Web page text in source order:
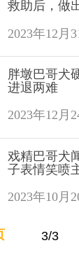
救助后，做
2023年12月
胖墩巴哥犬
进退两难
2023年12月
戏精巴哥犬
子表情笑喷
2023年10月